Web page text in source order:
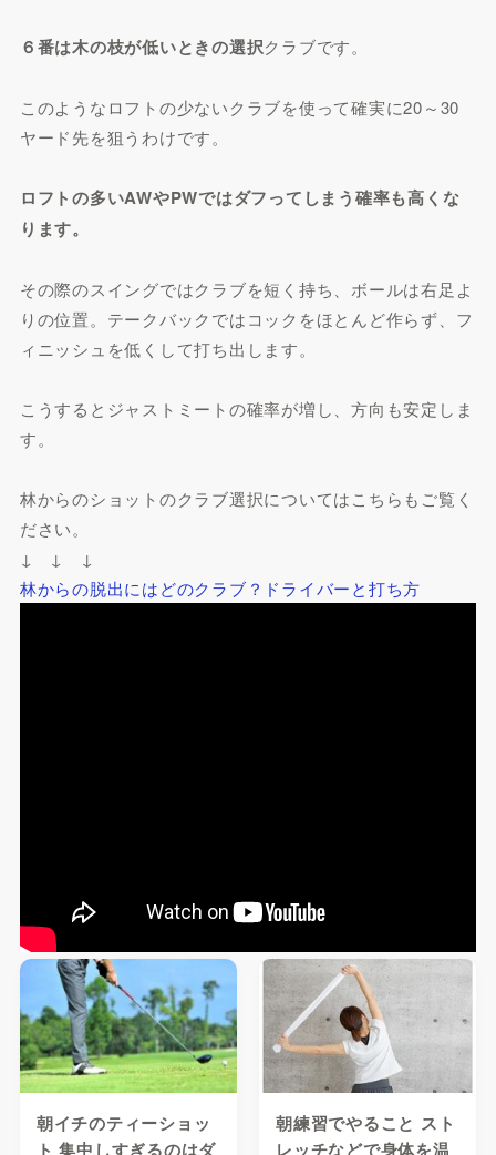
６番は木の枝が低いときの選択クラブです。
このようなロフトの少ないクラブを使って確実に20～30
ヤード先を狙うわけです。
ロフトの多いAWやPWではダフってしまう確率も高くな
ります。
その際のスイングではクラブを短く持ち、ボールは右足よ
りの位置。テークバックではコックをほとんど作らず、フ
ィニッシュを低くして打ち出します。
こうするとジャストミートの確率が増し、方向も安定しま
す。
林からのショットのクラブ選択についてはこちらもご覧く
ださい。
↓ ↓ ↓
林からの脱出にはどのクラブ？ドライバーと打ち方
朝イチのティーショッ
ト 集中しすぎるのはダ
朝練習でやること スト
レッチなどで身体を温